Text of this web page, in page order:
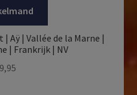
Aÿ | Vallée de la Marne |
| Frankrijk | NV